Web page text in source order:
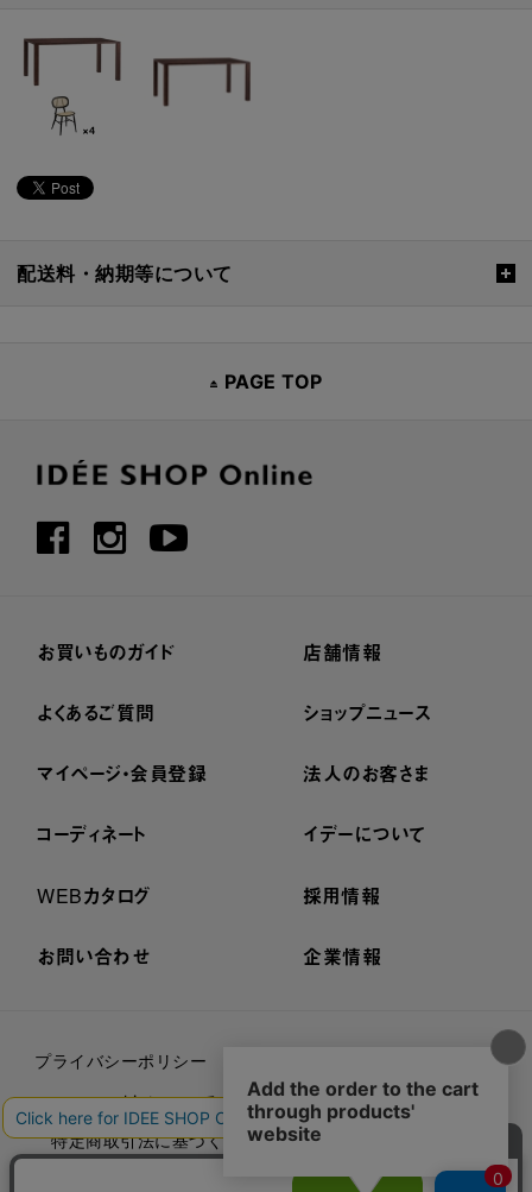
配送料・納期等について
PAGE TOP
お買いものガイド
よくあるご質問
マイページ・会員登録
コーディネート
WEBカタログ
お問い合わせ
店舗情報
ショップニュース
法人のお客さま
イデーについて
採用情報
企業情報
プライバシーポリシー
ご利用規約
cookieについて
セキュリティーについて
特定商取引法に基づく表示
古物営業法に基づく表示